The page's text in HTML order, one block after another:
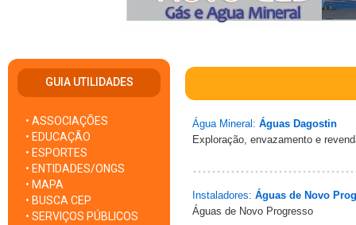
GUIA UTILIDADES
• ASSOCIAÇÕES
• EDUCAÇÃO
• ESPORTES
• ENTIDADES/ONGS
• MAPA
• BUSCA CEP
• SERVIÇOS PÚBLICOS
Água Mineral: Águas Dagostin
Exploração, envazamento e
Instaladores: Águas de Novo
Águas de Novo Progresso